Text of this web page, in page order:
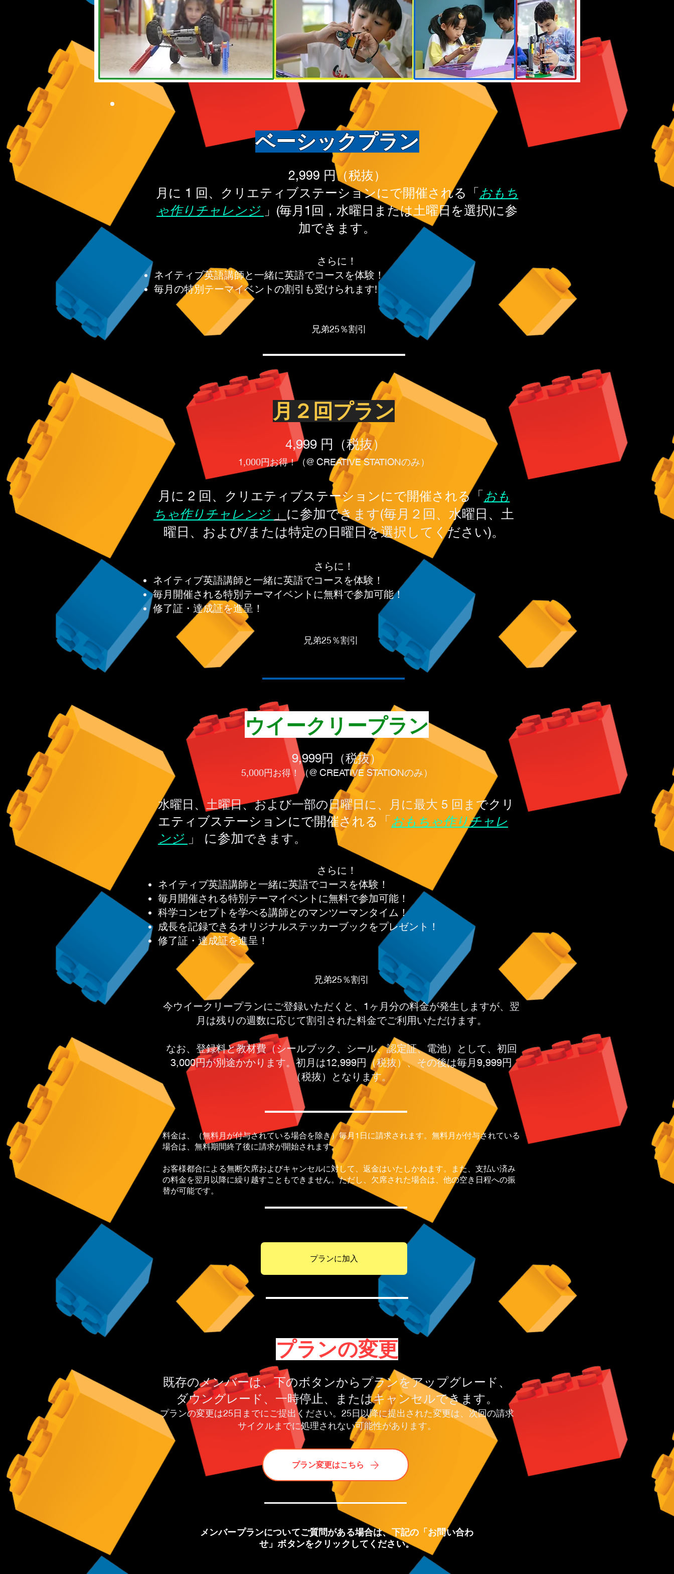
ベーシックプラン
2,999 円（税抜）
月に 1 回、クリエティブステーションにで開催される「おもち
ゃ作りチャレンジ 」(毎月1回，水曜日または土曜日を選択)に参
加できます。​​
さらに！
ネイティブ英語講師と一緒に英語でコースを体験！
毎月の特別テーマイベントの割引も受けられます!
兄弟25％割引
月２回プラン​
4,999 円（税抜）
1,000円お得！（@ CREATIVE STATIONのみ）
月に 2 回、 クリエティブステーションにで開催される「おも
ちゃ作りチャレンジ 」 に参加できます(毎月２回、水曜日、土
曜日、および/または特定の日曜日を選択してください)。
さらに！
ネイティブ英語講師と一緒に英語でコースを体験！
毎月開催される特別テーマイベントに無料で参加可能！
修了証・達成証を進呈！
兄弟25％割引
兄弟25％割引
ウイークリープラン
9,999円（税抜）
5,000円お得！ （@ CREATIVE STATIONのみ）
水曜日、土曜日、および一部の日曜日に、月に最大 5 回までクリ
エティブステーションにで開催される 「おもちゃ作りチャレ
ンジ 」 に参加できます。
さらに！
ネイティブ英語講師と一緒に英語でコースを体験！
毎月開催される特別テーマイベントに無料で参加可能！
科学コンセプトを学べる講師とのマンツーマンタイム！
成長を記録できるオリジナルステッカーブックをプレゼント！
修了証・達成証を進呈！
今ウイークリープランにご登録いただくと、1ヶ月分の料金が発生しますが、翌
月は残りの週数に応じて割引された料金でご利用いただけます。
なお、登録料と教材費（シールブック、シール、認定証、電池）として、初回
3,000円が別途かかります。初月は12,999円（税抜）、その後は毎月9,999円
（税抜）となります。
料金は、（無料月が付与されている場合を除き）毎月1日に請求されます。無料月が付与されている
場合は、無料期間終了後に請求が開始されます。​
お客様都合による無断欠席およびキャンセルに対して、返金はいたしかねます。また、支払い済み
の料金を翌月以降に繰り越すこともできません。ただし、欠席された場合は、他の空き日程への振
替が可能です。
プランに加入
プランの変更
既存のメンバーは、下のボタンからプランをアップグレード、
ダウングレード、一時停止、またはキャンセルできます。
プランの変更は25日までにご提出ください。25日以降に提出された変更は、次回の請求
サイクルまでに処理されない可能性があります。
プラン変更はこちら
プラン変更はこちら
メンバープランについてご質問がある場合は、下記の「お問い合わ
せ」ボタンをクリックしてください。